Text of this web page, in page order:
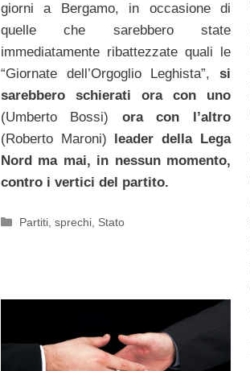
giorni a Bergamo, in occasione di
quelle che sarebbero state
immediatamente ribattezzate quali le
“Giornate dell’Orgoglio Leghista”, si
sarebbero schierati ora con uno
(Umberto Bossi) ora con l’altro
(Roberto Maroni) leader della Lega
Nord ma mai, in nessun momento,
contro i vertici del partito.
Categorie
Partiti ,sprechi Stato